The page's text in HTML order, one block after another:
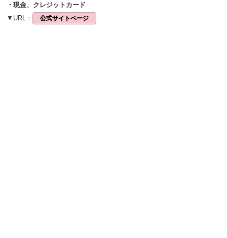
・現金、クレジットカード
▼URL：
公式サイトページ